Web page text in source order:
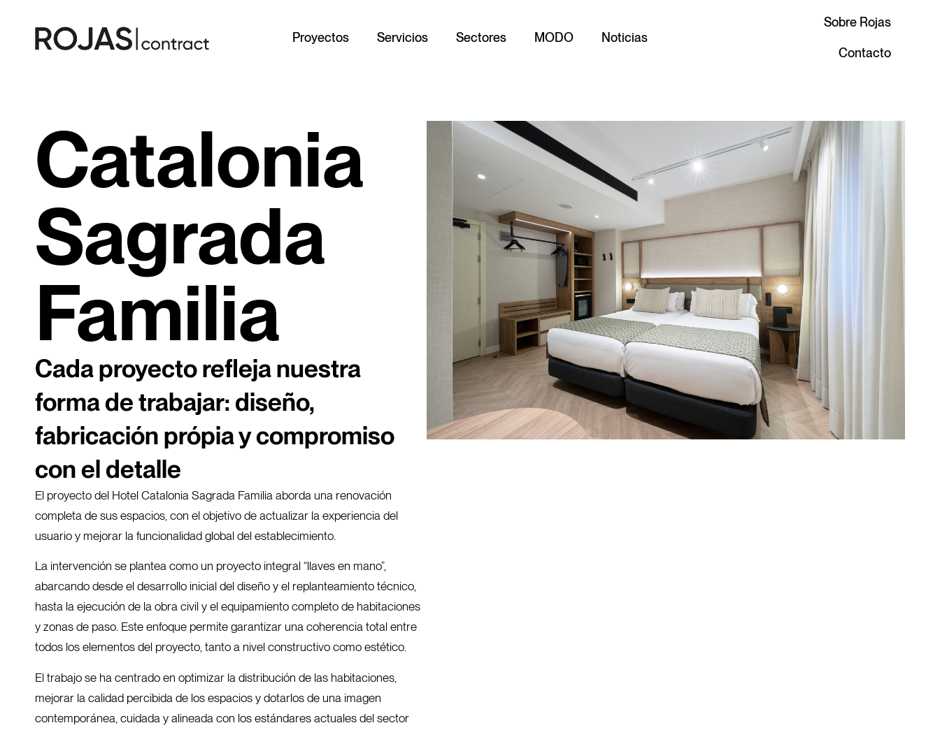
Proyectos Servicios Sectores MODO Noticias
Sobre Rojas
Contacto
Catalonia
Sagrada
Familia
Cada proyecto refleja nuestra
forma de trabajar: diseño,
fabricación própia y compromiso
con el detalle
El proyecto del Hotel Catalonia Sagrada Familia aborda una renovación
completa de sus espacios, con el objetivo de actualizar la experiencia del
usuario y mejorar la funcionalidad global del establecimiento.
La intervención se plantea como un proyecto integral “llaves en mano”,
abarcando desde el desarrollo inicial del diseño y el replanteamiento técnico,
hasta la ejecución de la obra civil y el equipamiento completo de habitaciones
y zonas de paso. Este enfoque permite garantizar una coherencia total entre
todos los elementos del proyecto, tanto a nivel constructivo como estético.
El trabajo se ha centrado en optimizar la distribución de las habitaciones,
mejorar la calidad percibida de los espacios y dotarlos de una imagen
contemporánea, cuidada y alineada con los estándares actuales del sector